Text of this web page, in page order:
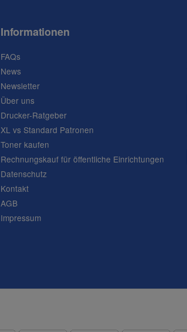
Informationen
FAQs
News
Newsletter
Über uns
Drucker-Ratgeber
XL vs Standard Patronen
Toner kaufen
Rechnungskauf für öffentliche Einrichtungen
Datenschutz
Kontakt
AGB
Impressum